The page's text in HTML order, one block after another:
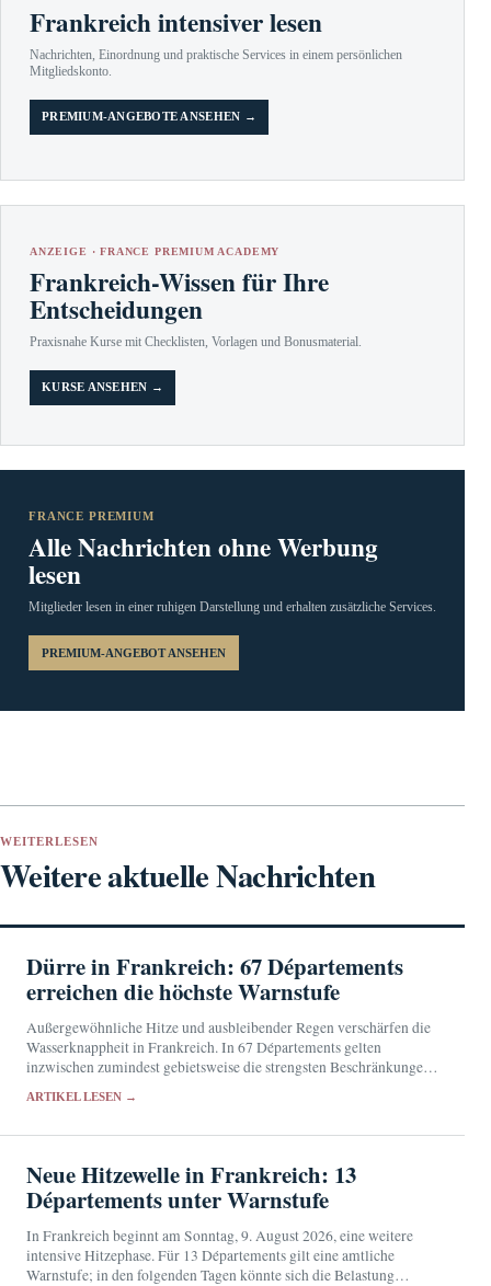
Frankreich intensiver lesen
Nachrichten, Einordnung und praktische Services in einem persönlichen
Mitgliedskonto.
PREMIUM-ANGEBOTE ANSEHEN →
ANZEIGE · FRANCE PREMIUM ACADEMY
Frankreich-Wissen für Ihre
Entscheidungen
Praxisnahe Kurse mit Checklisten, Vorlagen und Bonusmaterial.
KURSE ANSEHEN →
FRANCE PREMIUM
Alle Nachrichten ohne Werbung
lesen
Mitglieder lesen in einer ruhigen Darstellung und erhalten zusätzliche Services.
PREMIUM-ANGEBOT ANSEHEN
WEITERLESEN
Weitere aktuelle Nachrichten
Dürre in Frankreich: 67 Départements
erreichen die höchste Warnstufe
Außergewöhnliche Hitze und ausbleibender Regen verschärfen die
Wasserknappheit in Frankreich. In 67 Départements gelten
inzwischen zumindest gebietsweise die strengsten Beschränkungen
ARTIKEL LESEN →
Neue Hitzewelle in Frankreich: 13
Départements unter Warnstufe
In Frankreich beginnt am Sonntag, 9. August 2026, eine weitere
intensive Hitzephase. Für 13 Départements gilt eine amtliche
Warnstufe; in den folgenden Tagen könnte sich die Belastung